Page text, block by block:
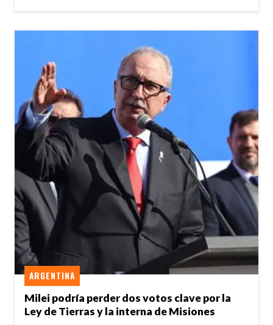
Milei podría perder dos votos clave por la
Ley de Tierras y la interna de Misiones
ARGENTINA